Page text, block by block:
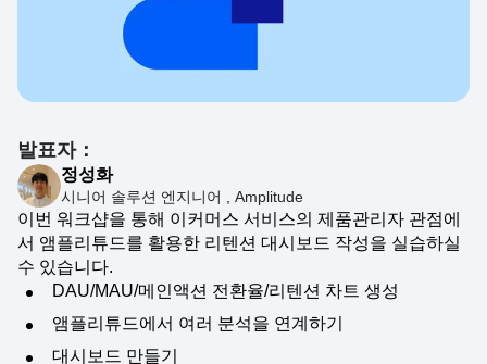
발표자：
정성화
시니어 솔루션 엔지니어 , Amplitude
이번 워크샵을 통해 이커머스 서비스의 제품관리자 관점에
서 앰플리튜드를 활용한 리텐션 대시보드 작성을 실습하실
수 있습니다.
DAU/MAU/메인액션 전환율/리텐션 차트 생성
앰플리튜드에서 여러 분석을 연계하기
대시보드 만들기